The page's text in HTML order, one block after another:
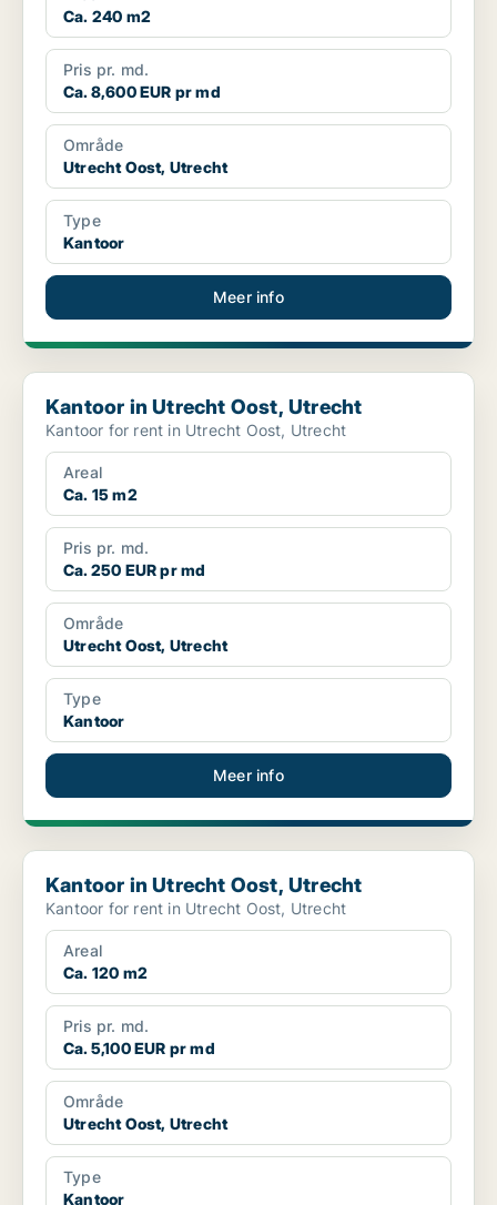
Ca. 240 m2
Pris pr. md.
Ca. 8,600 EUR pr md
Område
Utrecht Oost, Utrecht
Type
Kantoor
Meer info
Kantoor in Utrecht Oost, Utrecht
Kantoor in Utrecht Oost, Utrecht
Kantoor for rent in Utrecht Oost, Utrecht
Areal
Ca. 15 m2
Pris pr. md.
Ca. 250 EUR pr md
Område
Utrecht Oost, Utrecht
Type
Kantoor
Meer info
Kantoor in Utrecht Oost, Utrecht
Kantoor in Utrecht Oost, Utrecht
Kantoor for rent in Utrecht Oost, Utrecht
Areal
Ca. 120 m2
Pris pr. md.
Ca. 5,100 EUR pr md
Område
Utrecht Oost, Utrecht
Type
Kantoor